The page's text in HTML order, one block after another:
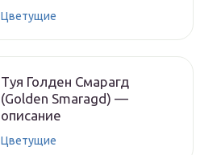
Цветущие
Туя Голден Смарагд
(Golden Smaragd) —
описание
Цветущие